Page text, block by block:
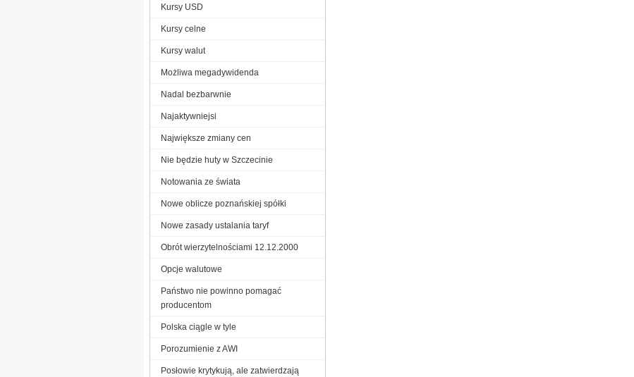
Kursy USD
Kursy celne
Kursy walut
Możliwa megadywidenda
Nadal bezbarwnie
Najaktywniejsi
Największe zmiany cen
Nie będzie huty w Szczecinie
Notowania ze świata
Nowe oblicze poznańskiej spółki
Nowe zasady ustalania taryf
Obrót wierzytelnościami 12.12.2000
Opcje walutowe
Państwo nie powinno pomagać
producentom
Polska ciągle w tyle
Porozumienie z AWI
Posłowie krytykują, ale zatwierdzają